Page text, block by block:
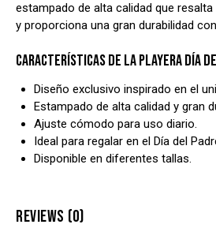
estampado de alta calidad que
y proporciona una gran durabilidad
CARACTERÍSTICAS DE LA PLAYERA DÍA
Diseño exclusivo inspirado en el
Estampado de alta calidad y gran
Ajuste cómodo para uso diario.
Ideal para regalar en el Día del
Disponible en diferentes tallas.
REVIEWS (0)